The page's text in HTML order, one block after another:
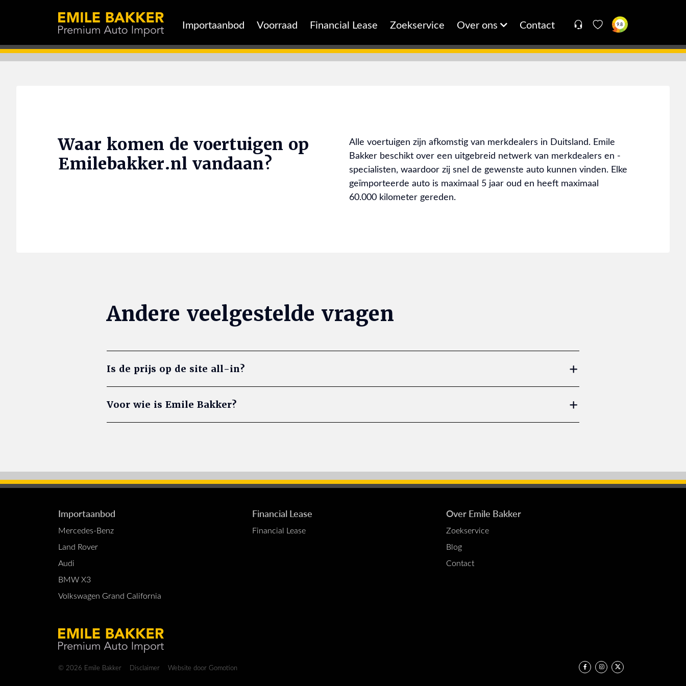
Importaanbod Voorraad Financial Lease Zoekservice Over ons Contact 9.8
Waar komen de voertuigen op
Emilebakker.nl vandaan?
Alle voertuigen zijn afkomstig van merkdealers in Duitsland. Emile
Bakker beschikt over een uitgebreid netwerk van merkdealers en -
specialisten, waardoor zij snel de gewenste auto kunnen vinden. Elke
geïmporteerde auto is maximaal 5 jaar oud en heeft maximaal
60.000 kilometer gereden.
Andere veelgestelde vragen
Is de prijs op de site all-in?
Voor wie is Emile Bakker?
Importaanbod
Mercedes-Benz
Land Rover
Audi
BMW X3
Volkswagen Grand California
Financial Lease
Financial Lease
Over Emile Bakker
Zoekservice
Blog
Contact
Copyright navigation
© 2026 Emile Bakker Disclaimer Website door Gomotion